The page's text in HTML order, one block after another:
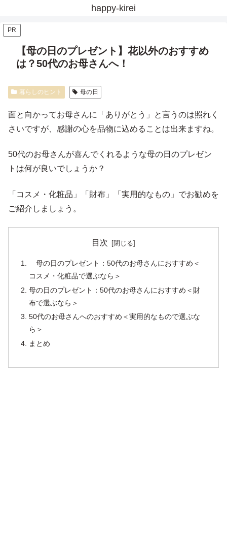
happy-kirei
PR
【母の日のプレゼント】花以外のおすすめ
は？50代のお母さんへ！
暮らしのヒント 母の日
面と向かってお母さんに「ありがとう」と言うのは照れく
さいですが、感謝の心を品物に込めることは出来ますね。
50代のお母さんが喜んでくれるような母の日のプレゼン
トは何が良いでしょうか？
「コスメ・化粧品」「財布」「実用的なもの」でお勧めを
ご紹介しましょう。
目次
母の日のプレゼント：50代のお母さんにおすすめ＜
コスメ・化粧品で選ぶなら＞
母の日のプレゼント：50代のお母さんにおすすめ＜財
布で選ぶなら＞
50代のお母さんへのおすすめ＜実用的なもので選ぶな
ら＞
まとめ